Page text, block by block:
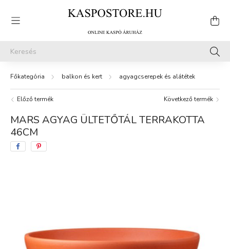
balkon és kert agyagcserepek és alátétek
Előző termék Következő termék
MARS AGYAG ÜLTETŐTÁL TERRAKOTTA
46CM